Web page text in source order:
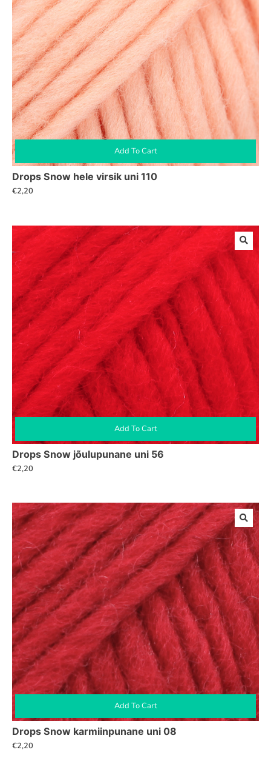
Add To Cart
Drops Snow hele virsik uni 110
€2,20
Add To Cart
Drops Snow jõulupunane uni 56
€2,20
Add To Cart
Drops Snow karmiinpunane uni 08
€2,20